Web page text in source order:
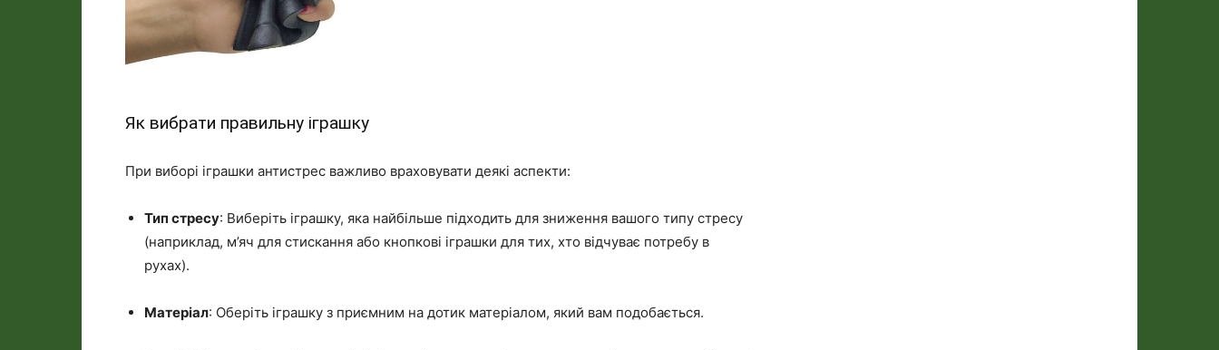
Як вибрати правильну іграшку
При виборі іграшки антистрес важливо враховувати деякі аспекти:
Тип стресу: Виберіть іграшку, яка найбільше підходить для зниження вашого типу стресу
(наприклад, м’яч для стискання або кнопкові іграшки для тих, хто відчуває потребу в
рухах).
Матеріал: Оберіть іграшку з приємним на дотик матеріалом, який вам подобається.